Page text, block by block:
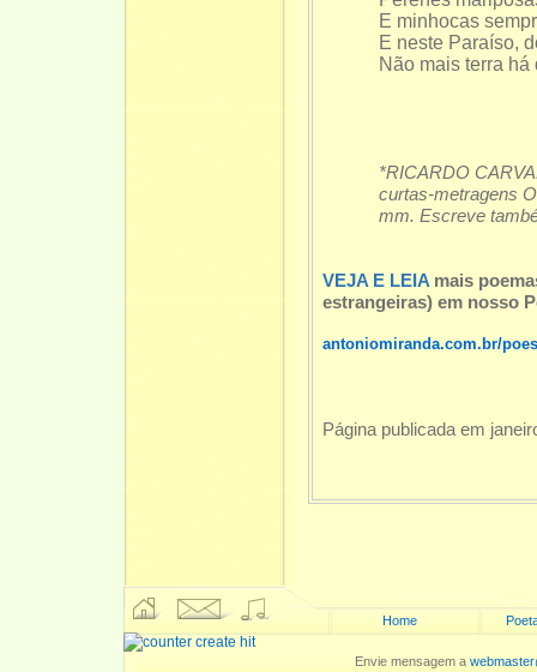
E minhocas
E neste Paraíso,
Não mais terra
*RICARDO
curtas-metragens
mm. Escreve
VEJA E LEIA mais
estrangeiras) em nosso
antoniomiranda.com.br/
Página publicada em
Home
Envie mensagem a